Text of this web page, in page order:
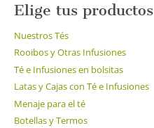
Elige tus productos
Nuestros Tés
Rooibos y Otras Infusiones
Té e Infusiones en bolsitas
Latas y Cajas con Té e Infusiones
Menaje para el té
Botellas y Termos